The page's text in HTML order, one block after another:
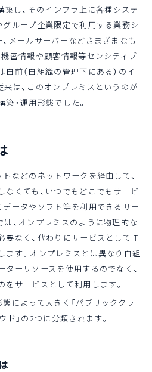
し、そのインフラ上に各種システ
グループ企業限定で利用する業務シ
メールサーバーなどさまざまなも
密情報や顧客情報等センシティブ
前（自組織の管理下にある）のイ
来は、このオンプレミスというのが
・運用形態でした。
などのネットワークを経由して、
なくても、いつでもどこでもサービ
データやソフト等を利用できるサー
、オンプレミスのように物理的な
要なく、代わりにサービスとしてIT
ます。オンプレミスとは異なり自組
ーリソースを使用するのでなく、
サービスとして利用します。
によって大きく「パブリッククラ
ド」の2つに分類されます。